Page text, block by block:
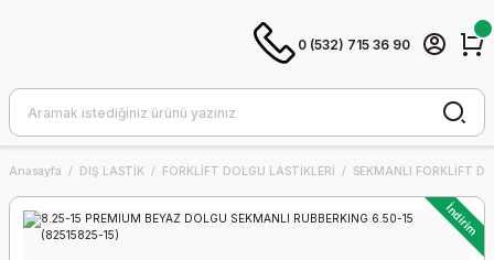
0 (532) 715 36 90
Anasayfa DIŞ LASTİK FORKLİFT DOLGU LASTİKLERİ SEKMANLI FORKLİFT
İndirim